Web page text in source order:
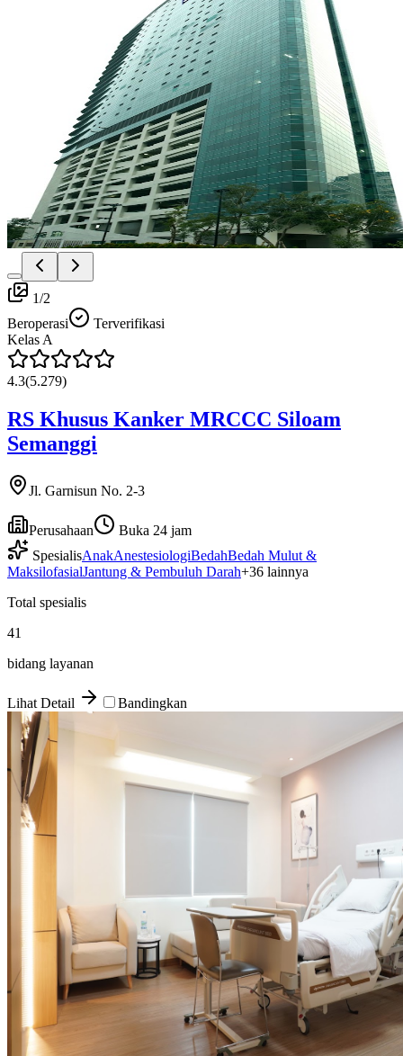
1/2
Beroperasi
Terverifikasi
Kelas A
4.3(5.279)
RS Khusus Kanker MRCCC Siloam
Semanggi
Jl. Garnisun No. 2-3
Perusahaan
Buka 24 jam
SpesialisAnakAnestesiologiBedahBedah Mulut &
MaksilofasialJantung & Pembuluh Darah+36 lainnya
Total spesialis
41
bidang layanan
Lihat Detail Bandingkan